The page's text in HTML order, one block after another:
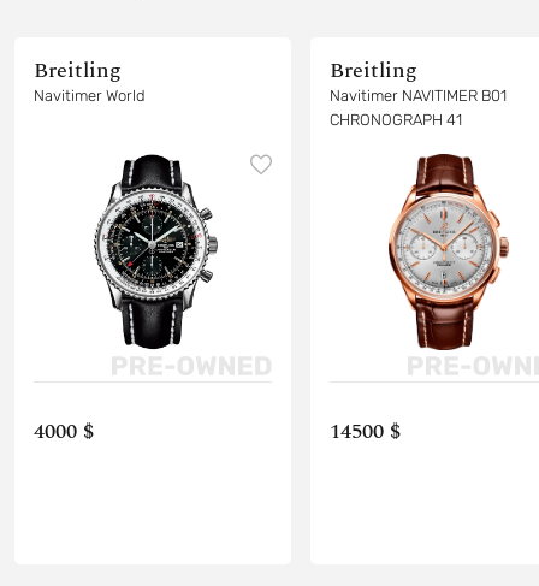
Breitling
Navitimer World
4000 $
Breitling
Navitimer NAVITIMER B01
CHRONOGRAPH 41
14500 $